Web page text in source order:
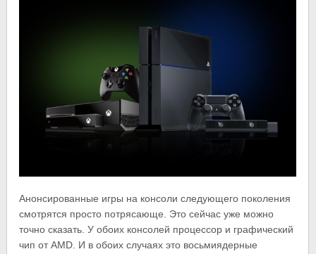
Анонсированные игры на консоли следующего поколения
смотрятся просто потрясающе. Это сейчас уже можно
точно сказать. У обоих консолей процессор и графический
чип от AMD. И в обоих случаях это восьмиядерные